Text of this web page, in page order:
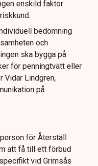
enskild faktor
bedömning
och
ska bygga på
för penningtvätt eller
Vidar Lindgren,
på
för Återställ
att få till ett förbud
vid Grimsås